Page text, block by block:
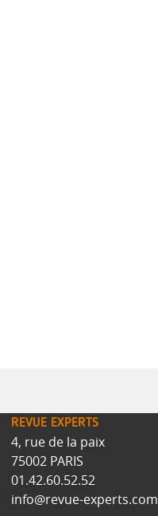
REVUE EXPERTS
4, rue de la paix
75002 PARIS
01.42.60.52.52
info@revue-experts.com